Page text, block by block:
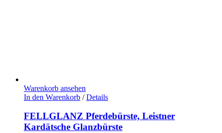
Warenkorb ansehen
In den Warenkorb / Details
FELLGLANZ Pferdebürste, Leistner
Kardätsche Glanzbürste